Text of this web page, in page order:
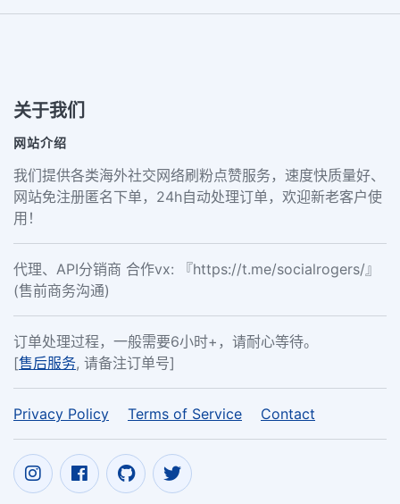
关于我们
网站介绍
我们提供各类海外社交网络刷粉点赞服务，速度快质量好、
网站免注册匿名下单，24h自动处理订单，欢迎新老客户使
用！
代理、API分销商 合作vx: 『https://t.me/socialrogers/』
(售前商务沟通)
订单处理过程，一般需要6小时+，请耐心等待。
[售后服务, 请备注订单号]
Privacy Policy Terms of Service Contact